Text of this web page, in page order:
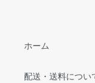
ホーム
配送・送料につい